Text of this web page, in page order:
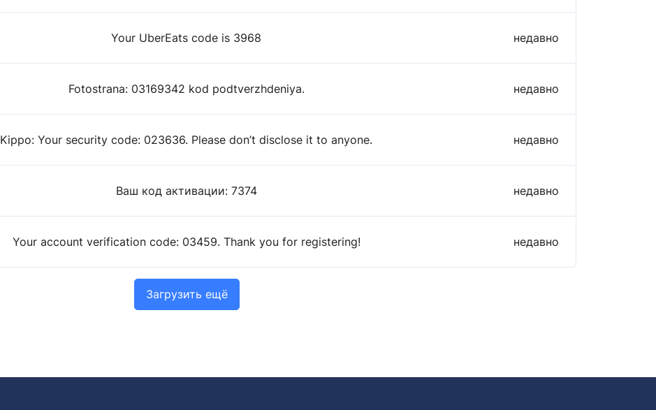
Your UberEats code is 3968 недавно
Fotostrana: 03169342 kod podtverzhdeniya. недавно
Kippo: Your security code: 023636. Please don’t disclose it to anyone. недавно
Ваш код активации: 7374 недавно
Your account verification code: 03459. Thank you for registering! недавно
Загрузить ещё